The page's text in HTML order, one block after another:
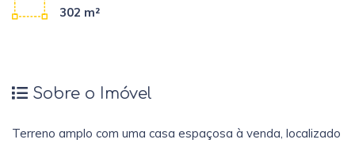
302 m²
Sobre o Imóvel
Terreno amplo com uma casa espaçosa à venda, localizado